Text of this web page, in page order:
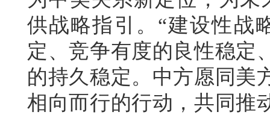
供战略指引。“建设性战
定、竞争有度的良性稳定
的持久稳定。中方愿同美
相向而行的行动，共同推